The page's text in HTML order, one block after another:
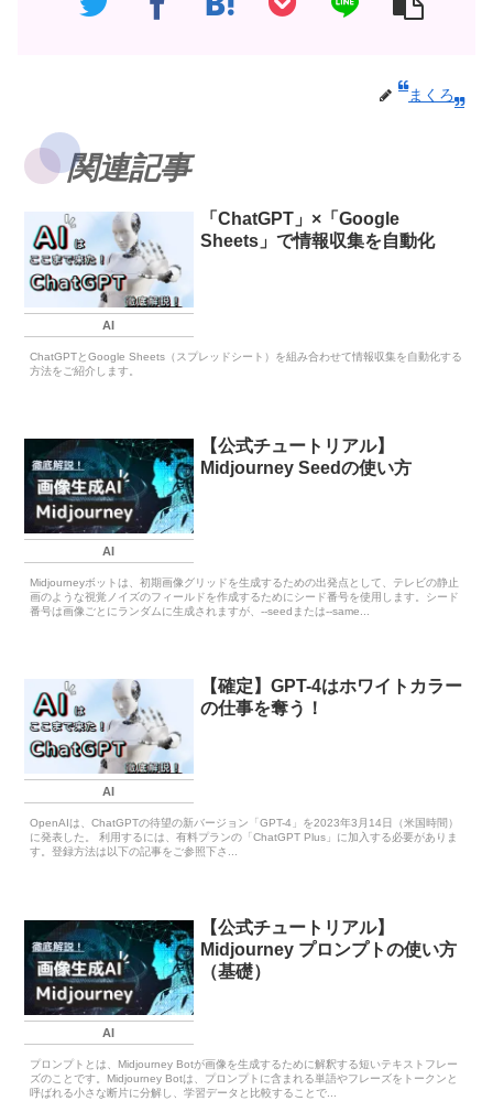
まくろ
関連記事
AI
「ChatGPT」×「Google
Sheets」で情報収集を自動化
ChatGPTとGoogle Sheets（スプレッドシート）を組み合わせて情報収集を自動化する
方法をご紹介します。
AI
【公式チュートリアル】
Midjourney Seedの使い方
Midjourneyボットは、初期画像グリッドを生成するための出発点として、テレビの静止
画のような視覚ノイズのフィールドを作成するためにシード番号を使用します。シード
番号は画像ごとにランダムに生成されますが、--seedまたは--same...
AI
【確定】GPT-4はホワイトカラー
の仕事を奪う！
OpenAIは、ChatGPTの待望の新バージョン「GPT-4」を2023年3月14日（米国時間）
に発表した。 利用するには、有料プランの「ChatGPT Plus」に加入する必要がありま
す。登録方法は以下の記事をご参照下さ...
AI
【公式チュートリアル】
Midjourney プロンプトの使い方
（基礎）
プロンプトとは、Midjourney Botが画像を生成するために解釈する短いテキストフレー
ズのことです。Midjourney Botは、プロンプトに含まれる単語やフレーズをトークンと
呼ばれる小さな断片に分解し、学習データと比較することで...